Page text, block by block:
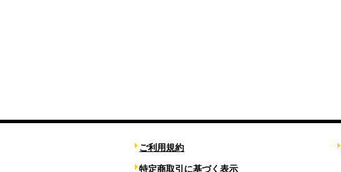
ご利用規約
特定商取引に基づく表示